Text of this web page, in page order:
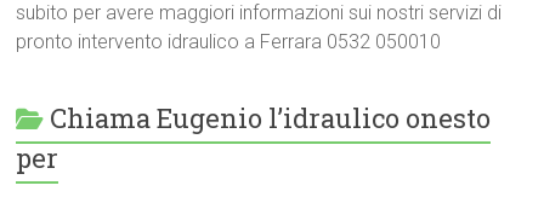
subito per avere maggiori informazioni sui nostri servizi di
pronto intervento idraulico a Ferrara 0532 050010
Chiama Eugenio l’idraulico onesto
per